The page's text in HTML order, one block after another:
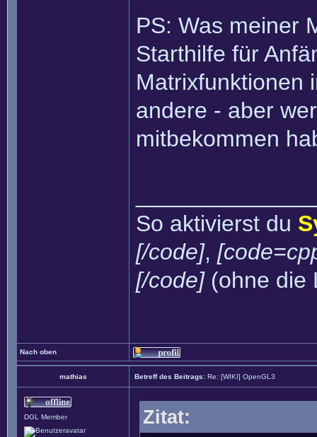
PS: Was meiner
Starthilfe für
Matrixfunktionen
andere - aber
mitbekommen
So aktivierst du
[/code],
[/code](ohne die
Nach oben
mathias Betreff des Beitrags: Re: [WIKI] OpenGL3
DGL Member Zitat: